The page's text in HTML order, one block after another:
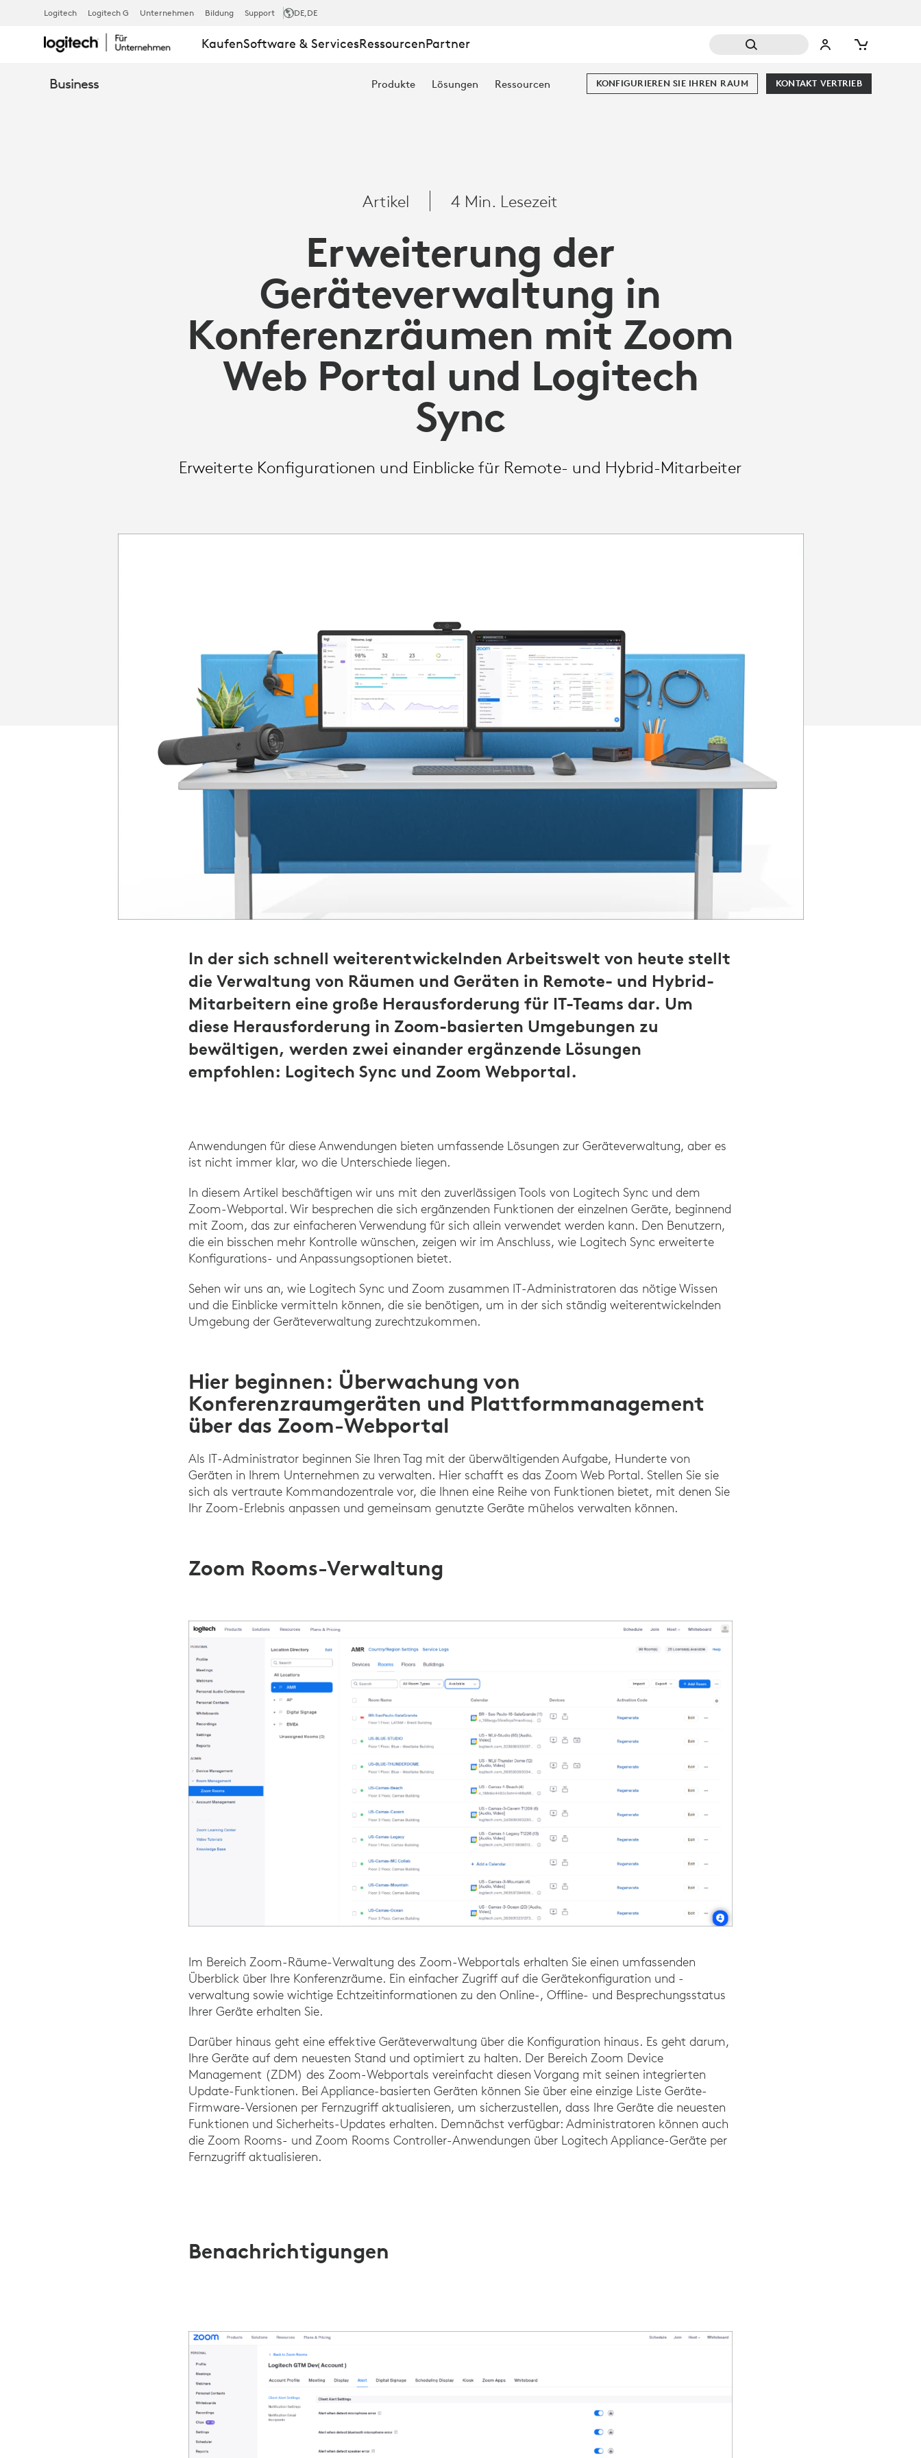
ARTIKEL:
ZOOM
LOGITECH
Logitech Logitech G Unternehmen Bildung Support DE,DE
KaufenSoftware & ServicesRessourcenPartner
Business Produkte Lösungen Ressourcen KONTAKT VERTRIEB
KONFIGURIEREN SIE IHREN RAUM
Artikel 4 Min. Lesezeit
Erweiterung der
Geräteverwaltung in
Konferenzräumen mit Zoom
Web Portal und Logitech
Sync
Erweiterte Konfigurationen und Einblicke für Remote- und Hybrid-Mitarbeiter
In der sich schnell weiterentwickelnden Arbeitswelt von heute stellt
die Verwaltung von Räumen und Geräten in Remote- und Hybrid-
Mitarbeitern eine große Herausforderung für IT-Teams dar. Um
diese Herausforderung in Zoom-basierten Umgebungen zu
bewältigen, werden zwei einander ergänzende Lösungen
empfohlen: Logitech Sync und Zoom Webportal.
Anwendungen für diese Anwendungen bieten umfassende Lösungen zur Geräteverwaltung, aber es
ist nicht immer klar, wo die Unterschiede liegen.
In diesem Artikel beschäftigen wir uns mit den zuverlässigen Tools von Logitech Sync und dem
Zoom-Webportal. Wir besprechen die sich ergänzenden Funktionen der einzelnen Geräte, beginnend
mit Zoom, das zur einfacheren Verwendung für sich allein verwendet werden kann. Den Benutzern,
die ein bisschen mehr Kontrolle wünschen, zeigen wir im Anschluss, wie Logitech Sync erweiterte
Konfigurations- und Anpassungsoptionen bietet.
Sehen wir uns an, wie Logitech Sync und Zoom zusammen IT-Administratoren das nötige Wissen
und die Einblicke vermitteln können, die sie benötigen, um in der sich ständig weiterentwickelnden
Umgebung der Geräteverwaltung zurechtzukommen.
Hier beginnen: Überwachung von
Konferenzraumgeräten und Plattformmanagement
über das Zoom-Webportal
Als IT-Administrator beginnen Sie Ihren Tag mit der überwältigenden Aufgabe, Hunderte von
Geräten in Ihrem Unternehmen zu verwalten. Hier schafft es das Zoom Web Portal. Stellen Sie sie
sich als vertraute Kommandozentrale vor, die Ihnen eine Reihe von Funktionen bietet, mit denen Sie
Ihr Zoom-Erlebnis anpassen und gemeinsam genutzte Geräte mühelos verwalten können.
Zoom Rooms-Verwaltung
Im Bereich Zoom-Räume-Verwaltung des Zoom-Webportals erhalten Sie einen umfassenden
Überblick über Ihre Konferenzräume. Ein einfacher Zugriff auf die Gerätekonfiguration und -
verwaltung sowie wichtige Echtzeitinformationen zu den Online-, Offline- und Besprechungsstatus
Ihrer Geräte erhalten Sie.
Darüber hinaus geht eine effektive Geräteverwaltung über die Konfiguration hinaus. Es geht darum,
Ihre Geräte auf dem neuesten Stand und optimiert zu halten. Der Bereich Zoom Device
Management (ZDM) des Zoom-Webportals vereinfacht diesen Vorgang mit seinen integrierten
Update-Funktionen. Bei Appliance-basierten Geräten können Sie über eine einzige Liste Geräte-
Firmware-Versionen per Fernzugriff aktualisieren, um sicherzustellen, dass Ihre Geräte die neuesten
Funktionen und Sicherheits-Updates erhalten. Demnächst verfügbar: Administratoren können auch
die Zoom Rooms- und Zoom Rooms Controller-Anwendungen über Logitech Appliance-Geräte per
Fernzugriff aktualisieren.
Benachrichtigungen